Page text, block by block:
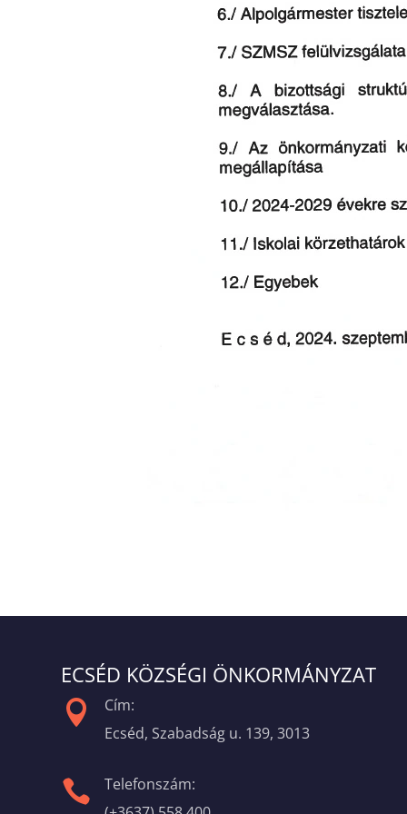
ECSÉD KÖZSÉGI ÖNKORMÁNYZAT

Cím:
Ecséd, Szabadság u. 139, 3013

Telefonszám: